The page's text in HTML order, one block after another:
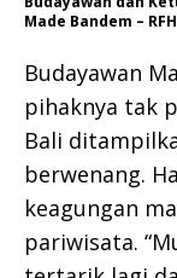
Made Bandem – RFH
Budayawan
pihaknya tak
Bali
berwenang.
keagungan
pariwisata.